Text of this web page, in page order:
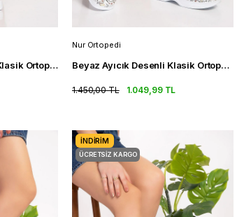
Renkli Kediler Desenli Klasik Ortopedik Sabo Terlik Doktor Terliği
Nur Ortopedi
Beyaz Ayıcık Desenli Klasik Ortopedik Sabo Terlik Doktor Terliği
1.049,99 TL
1.450,00 TL
İNDIRIM
ÜCRETSIZ KARGO